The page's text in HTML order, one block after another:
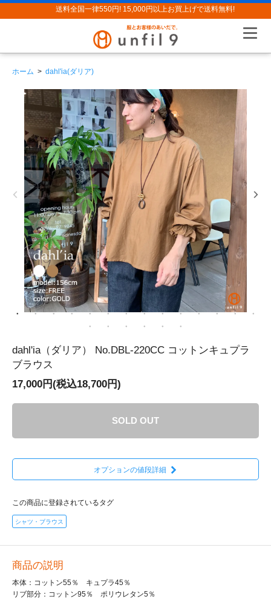
送料全国一律550円! 15,000円以上お買上げで送料無料!
ホーム > dahl'ia(ダリア)
dahl'ia（ダリア） No.DBL-220CC コットンキュプラ
ブラウス
17,000円(税込18,700円)
SOLD OUT
オプションの値段詳細
この商品に登録されているタグ
シャツ・ブラウス
商品の説明
本体：コットン55％ キュプラ45％
リブ部分：コットン95％ ポリウレタン5％